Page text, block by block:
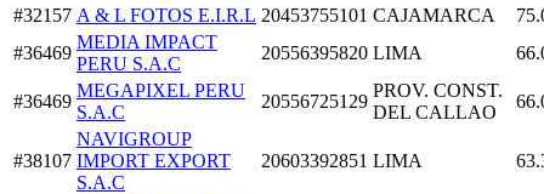
#32157 A & L FOTOS E.I.R.L 20453755101 CAJAMARCA
#36469
MEDIA IMPACT
PERU S.A.C
20556395820 LIMA
#36469
MEGAPIXEL PERU
S.A.C
20556725129
PROV. CONST.
DEL CALLAO
#38107
NAVIGROUP
IMPORT EXPORT
S.A.C
20603392851 LIMA